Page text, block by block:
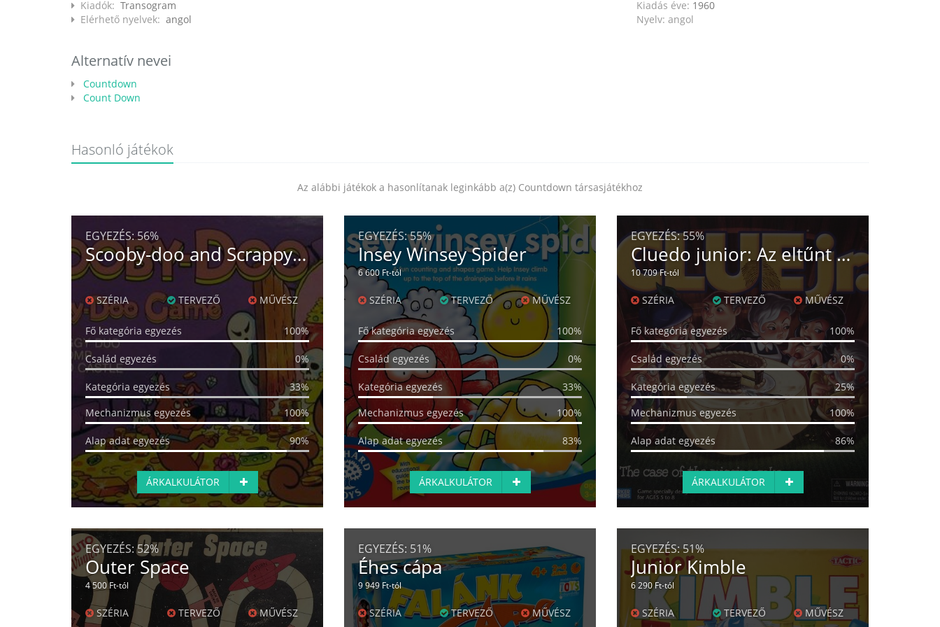
Kiadók: Transogram
Elérhető nyelvek: angol
Alternatív nevei
Countdown
Count Down
Kiadás éve: 1960
Nyelv: angol
Hasonló játékok
Az alábbi játékok a hasonlítanak leginkább a(z) Countdown társasjátékhoz
EGYEZÉS:56%
Scooby-doo and Scrappy-doo Game
SZÉRIA TERVEZŐ MŰVÉSZ
Fő kategória egyezés 100%
Család egyezés 0%
Kategória egyezés
33%
Mechanizmus egyezés
100%
Alap adat egyezés 90%
ÁRKALKULÁTOR
EGYEZÉS:55%
Insey Winsey Spider
6 600 Ft-tól
SZÉRIA TERVEZŐ MŰVÉSZ
Fő kategória egyezés 100%
Család egyezés 0%
Kategória egyezés
33%
Mechanizmus egyezés
100%
Alap adat egyezés 83%
ÁRKALKULÁTOR
EGYEZÉS:55%
Cluedo junior: Az eltűnt csokitorta rejtélye
10 709 Ft-tól
SZÉRIA TERVEZŐ MŰVÉSZ
Fő kategória egyezés 100%
Család egyezés 0%
Kategória egyezés
25%
Mechanizmus egyezés
100%
Alap adat egyezés 86%
ÁRKALKULÁTOR
EGYEZÉS:52%
Outer Space
4 500 Ft-tól
SZÉRIA TERVEZŐ MŰVÉSZ
EGYEZÉS: 51%
Éhes cápa
9 949 Ft-tól
SZÉRIA TERVEZŐ MŰVÉSZ
EGYEZÉS:51%
Junior Kimble
6 290 Ft-tól
SZÉRIA TERVEZŐ MŰVÉSZ